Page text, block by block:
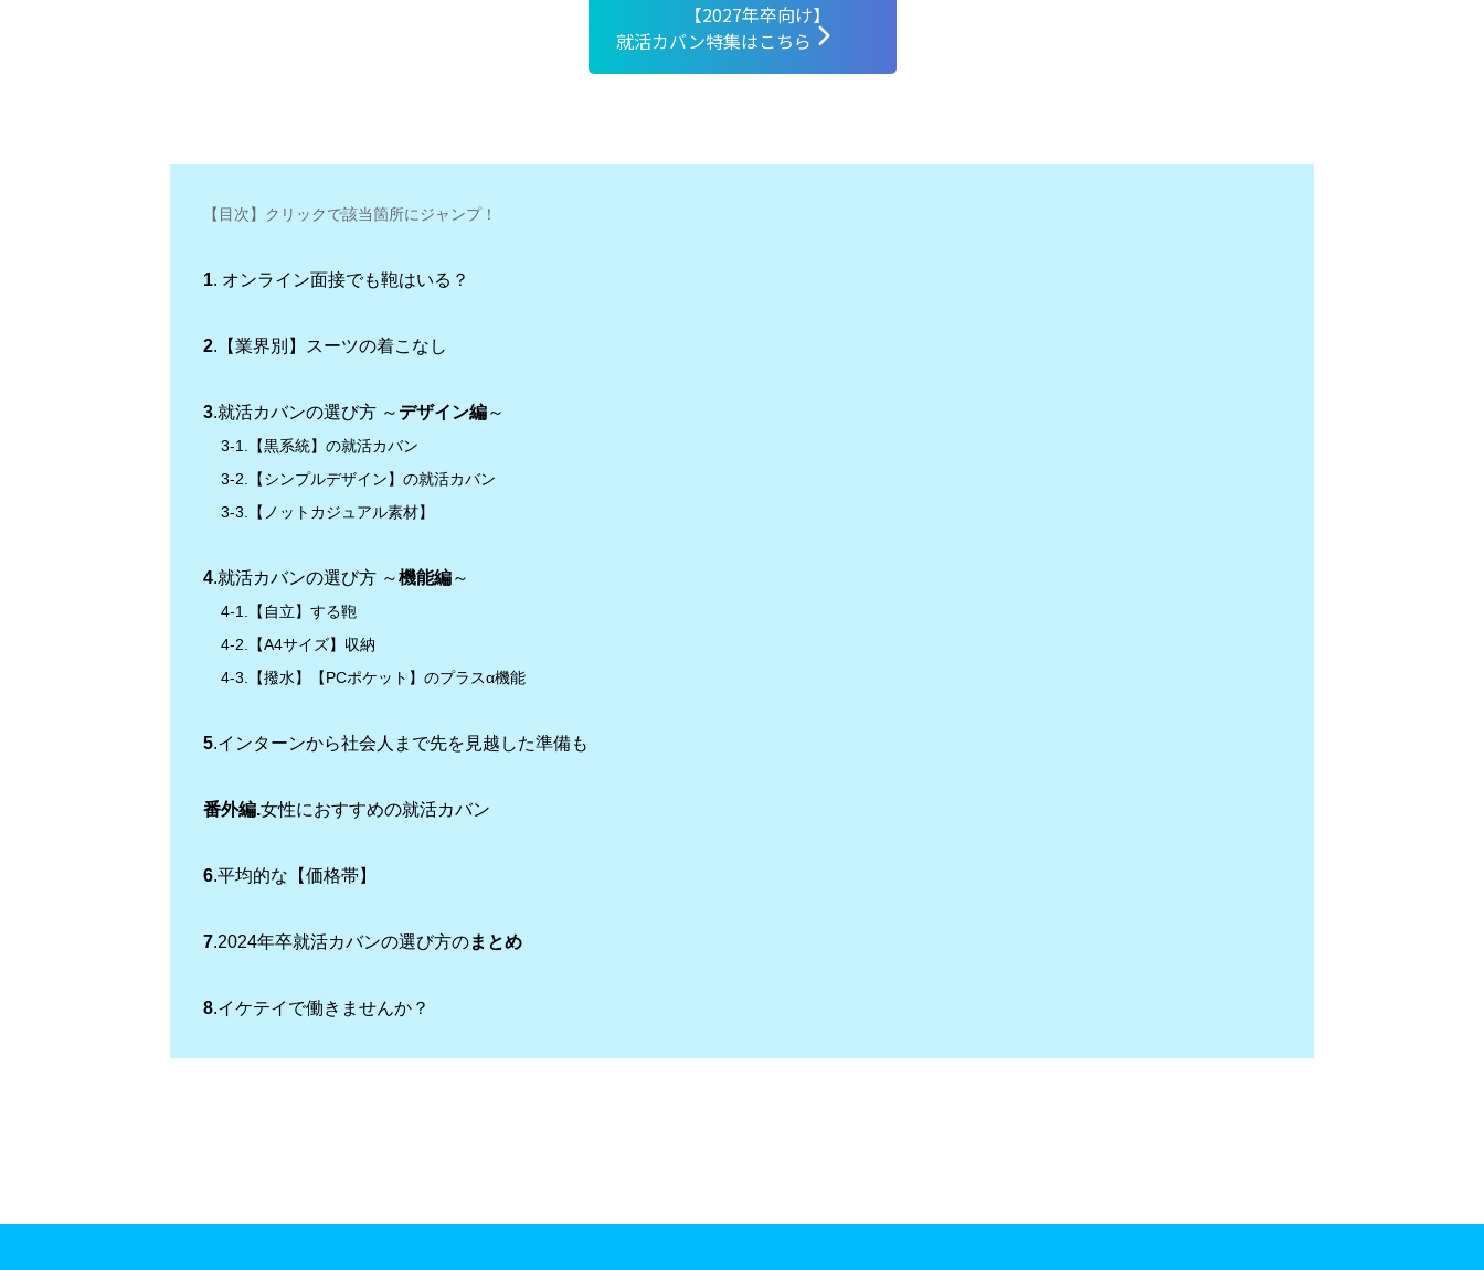
【2027年卒向け】
就活カバン特集はこちら
【目次】クリックで該当箇所にジャンプ！
1. オンライン面接でも鞄はいる？
2.【業界別】スーツの着こなし
3.就活カバンの選び方 ～デザイン編～
3-1.【黒系統】の就活カバン
3-2.【シンプルデザイン】の就活カバン
3-3.【ノットカジュアル素材】
4.就活カバンの選び方 ～機能編～
4-1.【自立】する鞄
4-2.【A4サイズ】収納
4-3.【撥水】【PCポケット】のプラスα機能
5.インターンから社会人まで先を見越した準備も
番外編.女性におすすめの就活カバン
6.平均的な【価格帯】
7.2024年卒就活カバンの選び方のまとめ
8.イケテイで働きませんか？